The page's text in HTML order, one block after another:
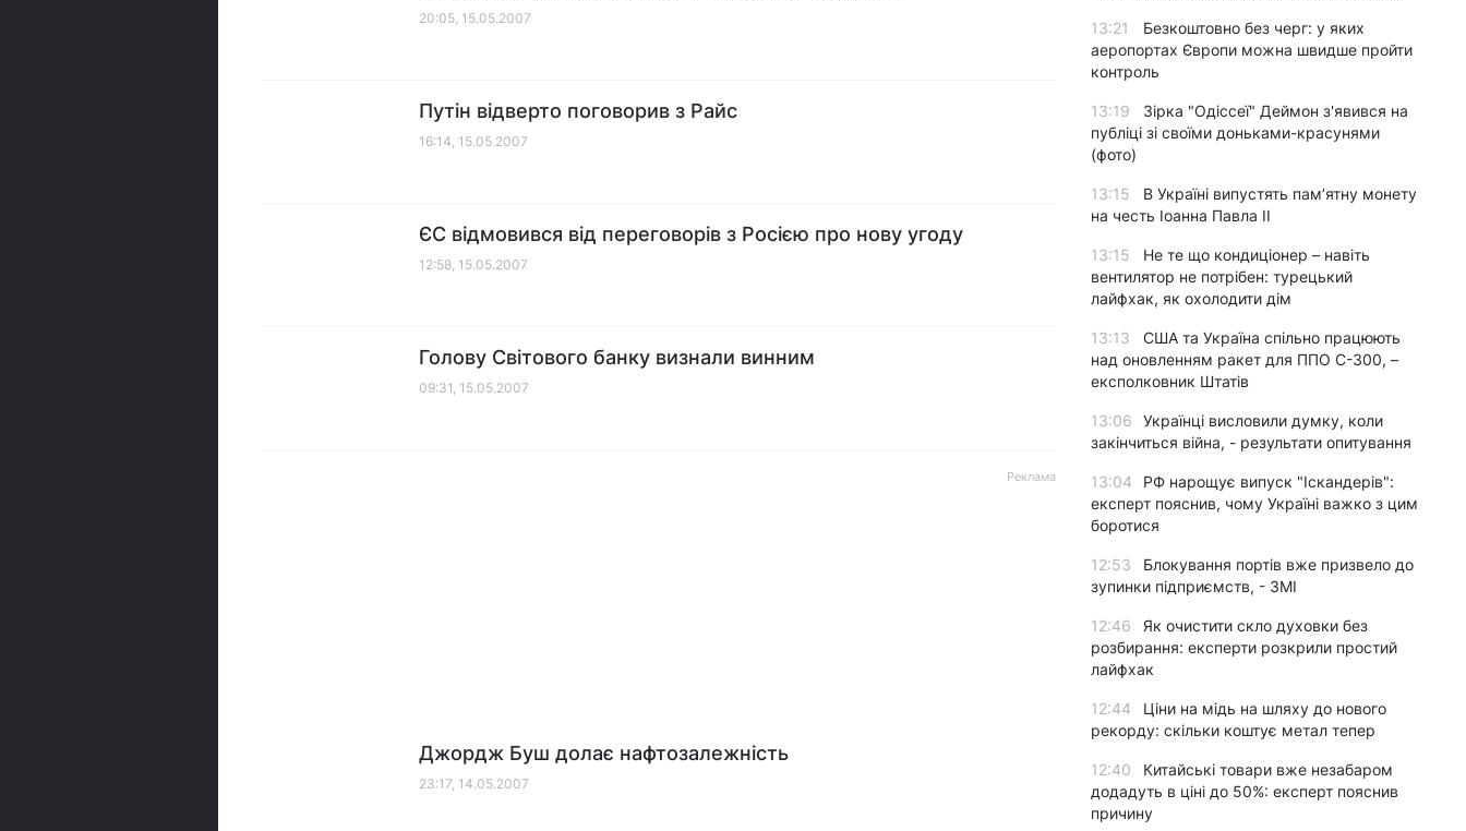
20:05, 15.05.2007
Путін відверто поговорив з Райс
16:14, 15.05.2007
ЄС відмовився від переговорів з Росією про нову угоду
12:58, 15.05.2007
Голову Світового банку визнали винним
09:31, 15.05.2007
Реклама
Джордж Буш долає нафтозалежність
23:17, 14.05.2007
13:21
Безкоштовно без черг: у яких
аеропортах Європи можна швидше пройти
контроль
13:19
Зірка "Одіссеї" Деймон з'явився на
публіці зі своїми доньками-красунями
(фото)
13:15
В Україні випустять пам’ятну монету
на честь Іоанна Павла II
13:15
Не те що кондиціонер – навіть
вентилятор не потрібен: турецький
лайфхак, як охолодити дім
13:13
США та Україна спільно працюють
над оновленням ракет для ППО С-300, –
експолковник Штатів
13:06
Українці висловили думку, коли
закінчиться війна, - результати опитування
13:04
РФ нарощує випуск "Іскандерів":
експерт пояснив, чому Україні важко з цим
боротися
12:53
Блокування портів вже призвело до
зупинки підприємств, - ЗМІ
12:46
Як очистити скло духовки без
розбирання: експерти розкрили простий
лайфхак
12:44
Ціни на мідь на шляху до нового
рекорду: скільки коштує метал тепер
12:40
Китайські товари вже незабаром
додадуть в ціні до 50%: експерт пояснив
причину